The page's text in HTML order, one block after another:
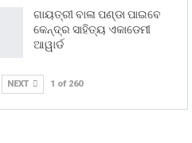
ଗାୟତ୍ରୀ ବାଳା ପଣ୍ଡା ପାଇବେ
କେନ୍ଦ୍ର ସାହିତ୍ୟ ଏକାଡେମୀ
ଆୱାର୍ଡ
NEXT 1 of 260